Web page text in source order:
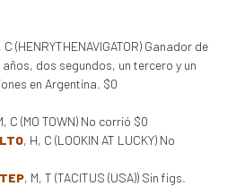
C (HENRYTHENAVIGATOR) Ganador de
dos segundos, un tercero y un
en Argentina. $0
C (MO TOWN) No corrió $0
, H, C (LOOKIN AT LUCKY) No
, M, T (TACITUS (USA)) Sin figs.